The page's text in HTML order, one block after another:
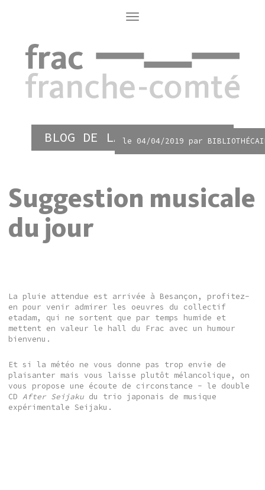
Toggle
navigation
BLOG DE LA BIBLIOTHÈQUE
le 04/04/2019 par
Suggestion musicale
du jour
La pluie attendue est arrivée à Besançon, profitez-
en pour venir admirer les oeuvres du collectif
etadam, qui ne sortent que par temps humide et
mettent en valeur le hall du Frac avec un humour
bienvenu.
Et si la météo ne vous donne pas trop envie de
plaisanter mais vous laisse plutôt mélancolique, on
vous propose une écoute de circonstance - le double
CDAfter Seijaku du trio japonais de musique
expérimentale Seijaku.